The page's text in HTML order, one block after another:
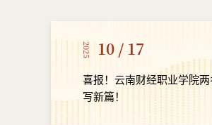
2025 10 / 17
喜报！云南财经职业学院
写新篇！​